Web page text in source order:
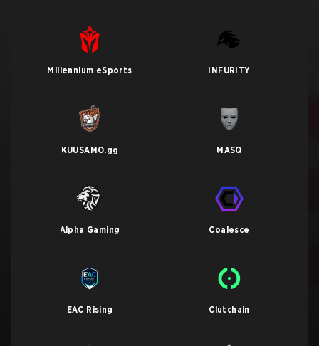
Millennium eSports INFURITY
KUUSAMO.gg MASQ
Alpha Gaming Coalesce
EAC Rising Clutchain